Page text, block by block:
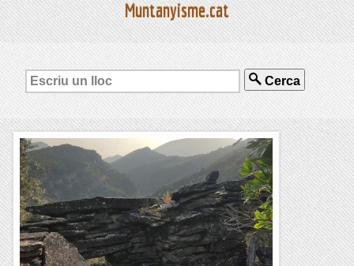
Muntanyisme.cat
Cerca